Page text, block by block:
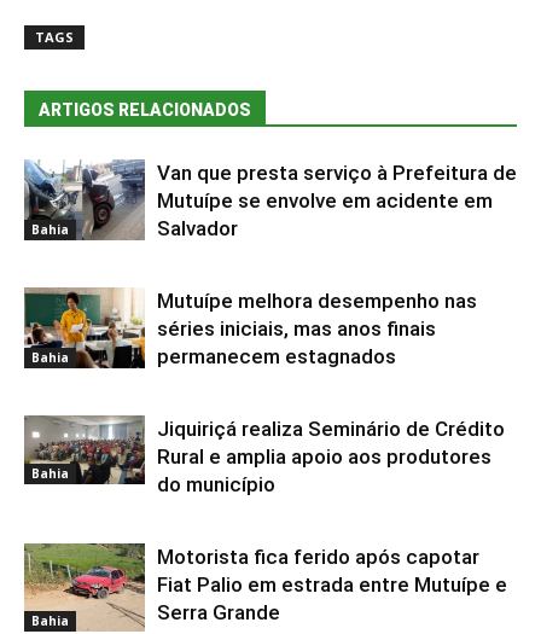
TAGS
ARTIGOS RELACIONADOS
Bahia
Van que presta serviço à Prefeitura de
Mutuípe se envolve em acidente em
Salvador
Bahia
Mutuípe melhora desempenho nas
séries iniciais, mas anos finais
permanecem estagnados
Bahia
Jiquiriçá realiza Seminário de Crédito
Rural e amplia apoio aos produtores
do município
Bahia
Motorista fica ferido após capotar
Fiat Palio em estrada entre Mutuípe e
Serra Grande